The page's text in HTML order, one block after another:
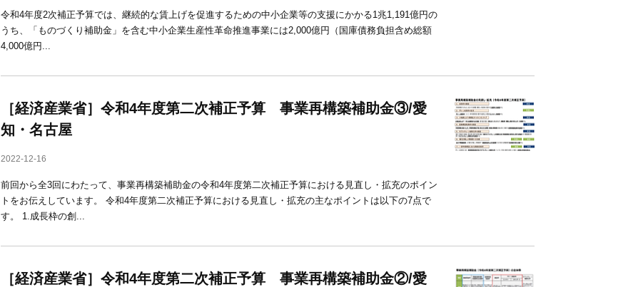
令和4年度2次補正予算では、継続的な賃上げを促進するための中小企業等の支援にかかる1兆1,191億円の
うち、「ものづくり補助金」を含む中小企業生産性革命推進事業には2,000億円（国庫債務負担含め総額
4,000億円...
［経済産業省］令和4年度第二次補正予算 事業再構築補助金③/愛
知・名古屋
2022-12-16
前回から全3回にわたって、事業再構築補助金の令和4年度第二次補正予算における見直し・拡充のポイン
トをお伝えしています。 令和4年度第二次補正予算における見直し・拡充の主なポイントは以下の7点で
す。 1.成長枠の創...
［経済産業省］令和4年度第二次補正予算 事業再構築補助金②/愛